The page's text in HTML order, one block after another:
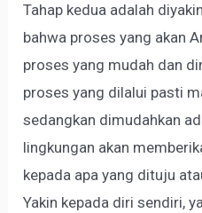
Tahap kedua adalah
bahwa proses yang akan
proses yang mudah dan
proses yang dilalui pasti
sedangkan dimudahkan
lingkungan akan
kepada apa yang dituju
Yakin kepada diri sendiri,